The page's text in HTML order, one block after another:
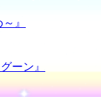
』
ーン』